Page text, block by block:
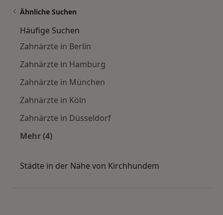
Ähnliche Suchen
Häufige Suchen
Zahnärzte in Berlin
Zahnärzte in Hamburg
Zahnärzte in München
Zahnärzte in Köln
Zahnärzte in Düsseldorf
Mehr (4)
Städte in der Nähe von Kirchhundem